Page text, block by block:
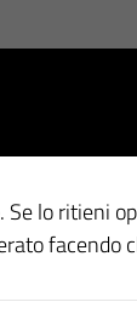
Se lo ritieni
facendo